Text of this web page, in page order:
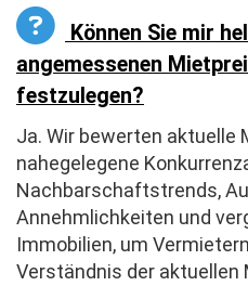
Können Sie mir
angemessenen
festzulegen?
Ja. Wir bewerten aktuelle
nahegelegene
Nachbarschaftstrends,
Annehmlichkeiten und
Immobilien, um
Verständnis der aktuellen